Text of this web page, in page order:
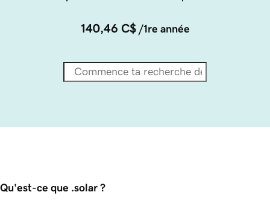
140,46 C$ /1re année
Qu'est-ce que .solar ?